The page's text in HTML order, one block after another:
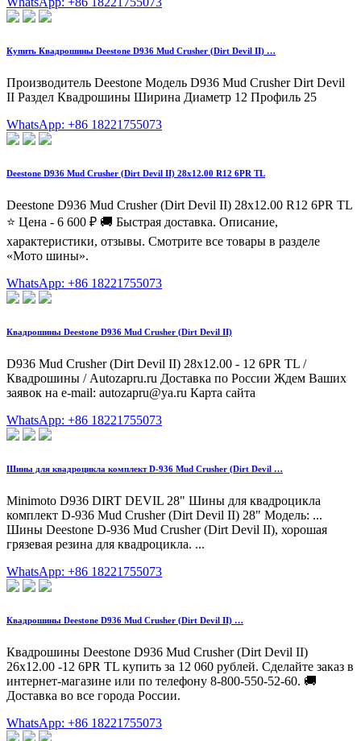
Купить Квадрошины Deestone D936 Mud Crusher (Dirt Devil II) …
Производитель Deestone Модель D936 Mud Crusher Dirt Devil
II Раздел Квадрошины Ширина Диаметр 12 Профиль 25
WhatsApp: +86 18221755073
Deestone D936 Mud Crusher (Dirt Devil II) 28x12.00 R12 6PR TL
Deestone D936 Mud Crusher (Dirt Devil II) 28x12.00 R12 6PR TL
⭐️ Цена - 6 600 ₽ 🚚 Быстрая доставка. Описание,
характеристики, отзывы. Смотрите все товары в разделе
«Мото шины».
WhatsApp: +86 18221755073
Квадрошины Deestone D936 Mud Crusher (Dirt Devil II)
D936 Mud Crusher (Dirt Devil II) 28x12.00 - 12 6PR TL /
Квадрошины / Autozapru.ru Доставка по России Ждем Ваших
заявок на e-mail: autozapru@ya.ru Карта сайта
WhatsApp: +86 18221755073
Шины для квадроцикла комплект D-936 Mud Crusher (Dirt Devil …
Minimoto D936 DIRT DEVIL 28" Шины для квадроцикла
комплект D-936 Mud Crusher (Dirt Devil II) 28" Модель: ...
Шины Deestone D-936 Mud Crusher (Dirt Devil II), хорошая
грязевая резина для квадроцикла. ...
WhatsApp: +86 18221755073
Квадрошины Deestone D936 Mud Crusher (Dirt Devil II) …
Квадрошины Deestone D936 Mud Crusher (Dirt Devil II)
26x12.00 -12 6PR TL купить за 12 060 рублей. Сделайте заказ в
интернет-магазине или по телефону 8-800-550-52-60. 🚚
Доставка во все города России.
WhatsApp: +86 18221755073